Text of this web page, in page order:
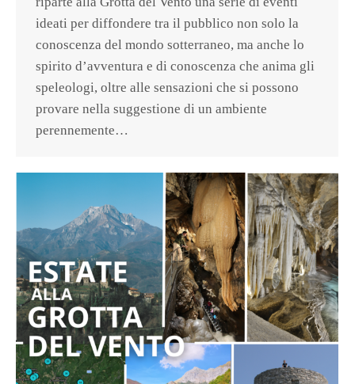
ideati per diffondere tra il pubblico non solo la
conoscenza del mondo sotterraneo, ma anche lo
spirito d’avventura e di conoscenza che anima gli
speleologi, oltre alle sensazioni che si possono
provare nella suggestione di un ambiente
perennemente…